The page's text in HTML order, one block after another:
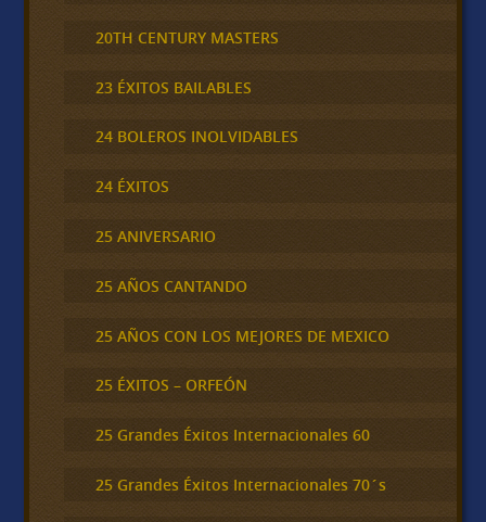
20TH CENTURY MASTERS
23 ÉXITOS BAILABLES
24 BOLEROS INOLVIDABLES
24 ÉXITOS
25 ANIVERSARIO
25 AÑOS CANTANDO
25 AÑOS CON LOS MEJORES DE MEXICO
25 ÉXITOS – ORFEÓN
25 Grandes Éxitos Internacionales 60
25 Grandes Éxitos Internacionales 70´s